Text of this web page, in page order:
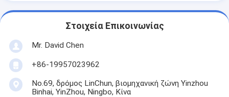
Στοιχεία Επικοινωνίας
Mr. David Chen
+86-19957023962
No.69, δρόμος LinChun, βιομηχανική ζώνη Yinzhou
Binhai, YinZhou, Ningbo, Κίνα